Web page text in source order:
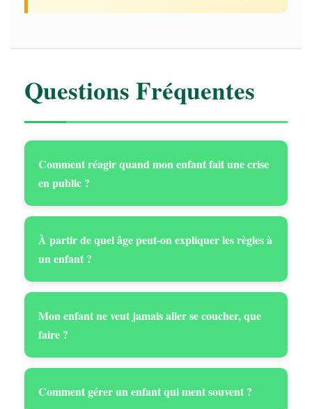
Questions Fréquentes
Comment réagir quand mon enfant fait une crise
en public ?
À partir de quel âge peut-on expliquer les règles à
un enfant ?
Mon enfant ne veut jamais aller se coucher, que
faire ?
Comment gérer un enfant qui ment souvent ?